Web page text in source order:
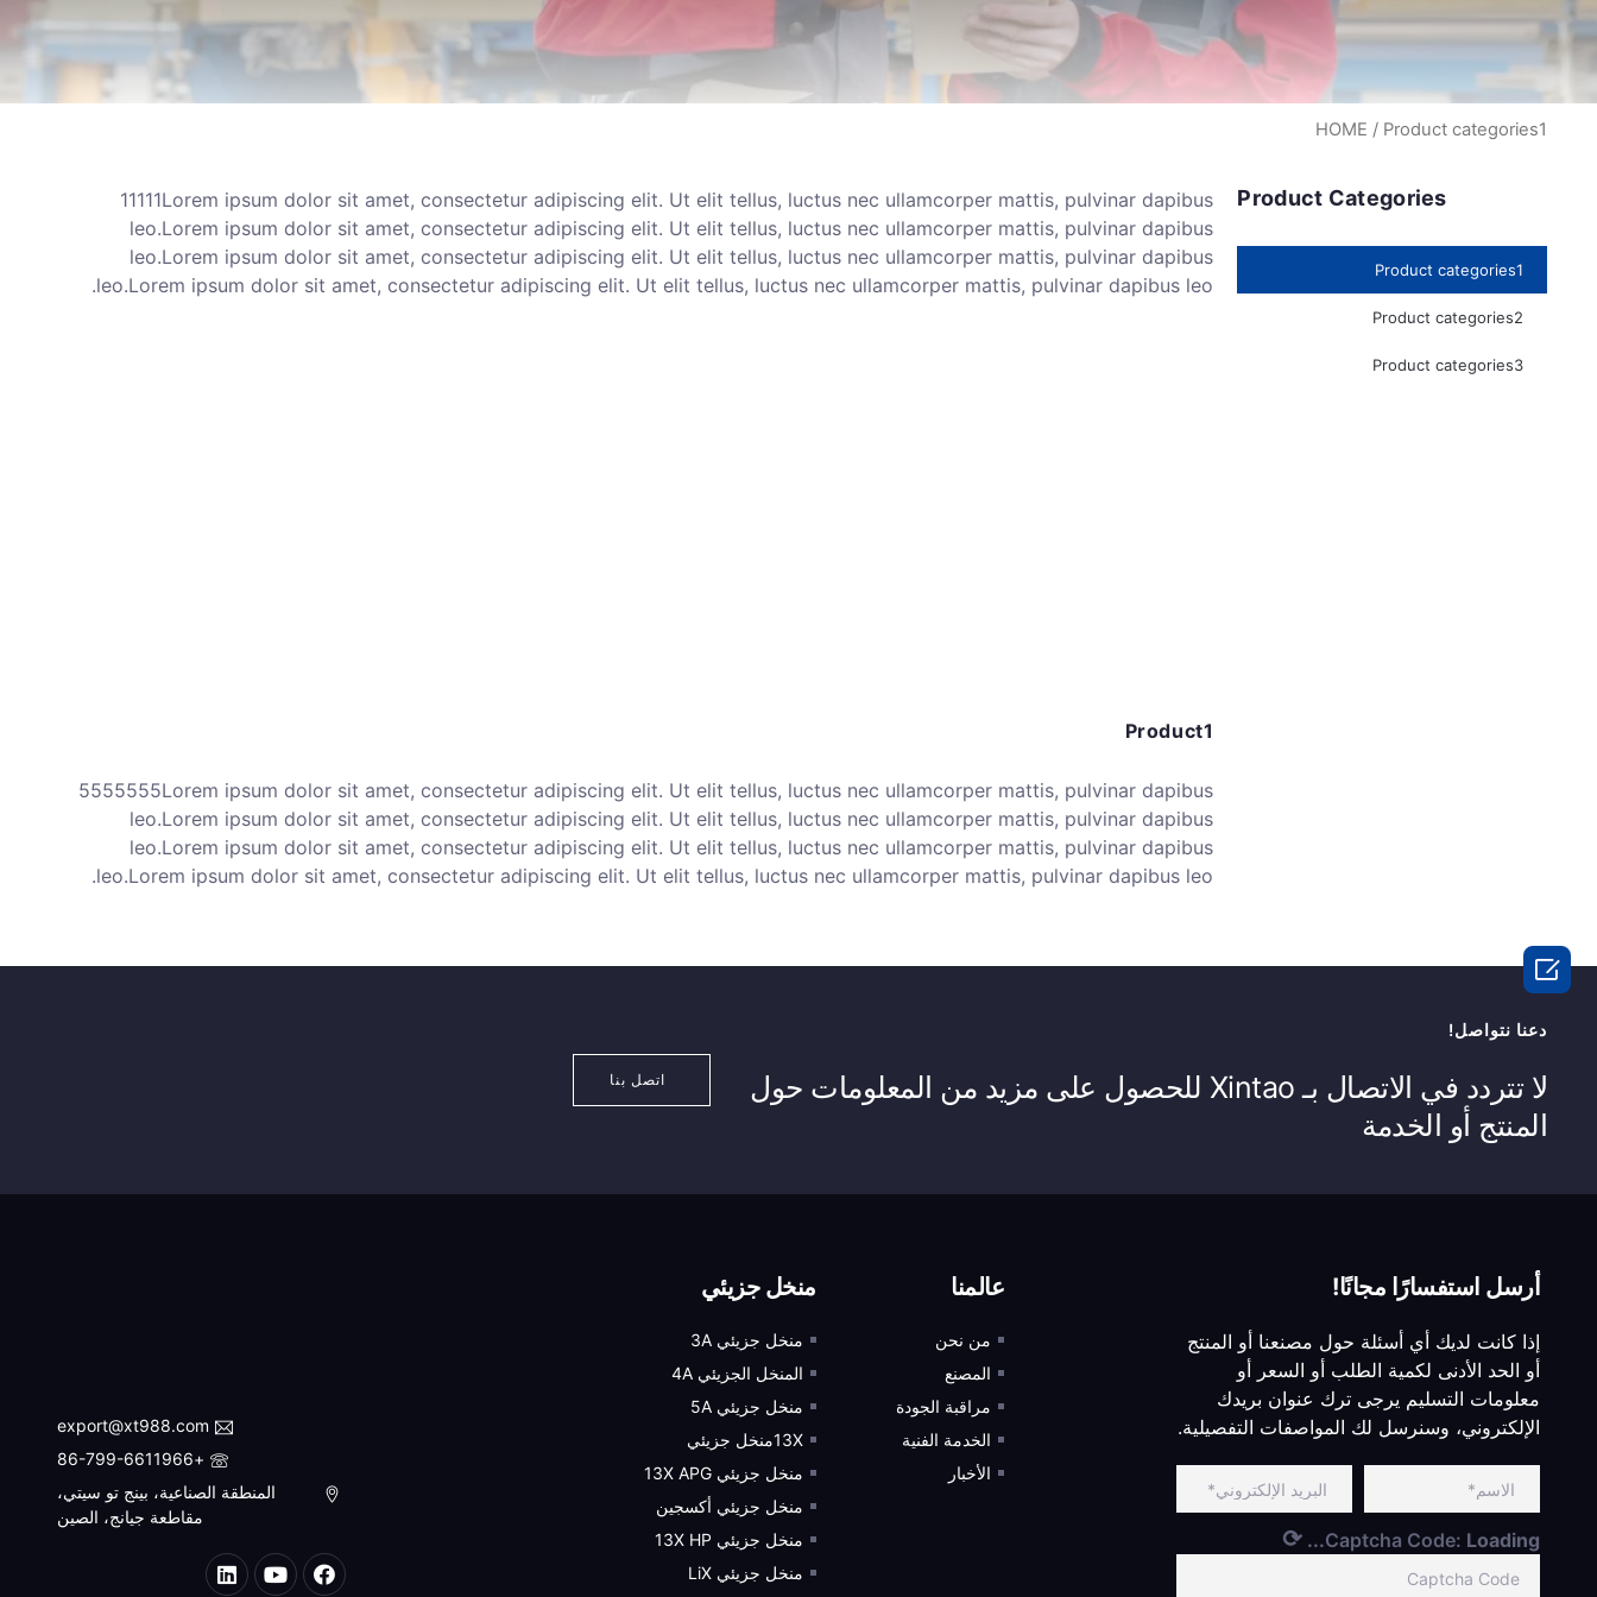
HOME / Product categories1
Product Categories
Product categories1
Product categories2
Product categories3
11111Lorem ipsum dolor sit amet, consectetur adipiscing elit. Ut elit tellus, luctus nec ullamcorper mattis, pulvinar dapibus
leo.Lorem ipsum dolor sit amet, consectetur adipiscing elit. Ut elit tellus, luctus nec ullamcorper mattis, pulvinar dapibus
leo.Lorem ipsum dolor sit amet, consectetur adipiscing elit. Ut elit tellus, luctus nec ullamcorper mattis, pulvinar dapibus
leo.Lorem ipsum dolor sit amet, consectetur adipiscing elit. Ut elit tellus, luctus nec ullamcorper mattis, pulvinar dapibus leo.
Product1
5555555Lorem ipsum dolor sit amet, consectetur adipiscing elit. Ut elit tellus, luctus nec ullamcorper mattis, pulvinar dapibus
leo.Lorem ipsum dolor sit amet, consectetur adipiscing elit. Ut elit tellus, luctus nec ullamcorper mattis, pulvinar dapibus
leo.Lorem ipsum dolor sit amet, consectetur adipiscing elit. Ut elit tellus, luctus nec ullamcorper mattis, pulvinar dapibus
leo.Lorem ipsum dolor sit amet, consectetur adipiscing elit. Ut elit tellus, luctus nec ullamcorper mattis, pulvinar dapibus leo.
دعنا نتواصل!
لا تتردد في الاتصال بـ Xintao للحصول على مزيد من المعلومات حول
المنتج أو الخدمة
اتصل بنا
أرسل استفسارًا مجانًا!
إذا كانت لديك أي أسئلة حول مصنعنا أو المنتج
أو الحد الأدنى لكمية الطلب أو السعر أو
معلومات التسليم يرجى ترك عنوان بريدك
الإلكتروني، وسنرسل لك المواصفات التفصيلية.
Captcha Code: Loading...
⟳
عالمنا
من نحن
المصنع
مراقبة الجودة
الخدمة الفنية
الأخبار
منخل جزيئي
منخل جزيئي 3A
المنخل الجزيئي 4A
منخل جزيئي 5A
13Xمنخل جزيئي
منخل جزيئي 13X APG
منخل جزيئي أكسجين
منخل جزيئي 13X HP
منخل جزيئي LiX
export@xt988.com
+86-799-6611966
المنطقة الصناعية، بينج تو سيتي،
مقاطعة جيانج، الصين
